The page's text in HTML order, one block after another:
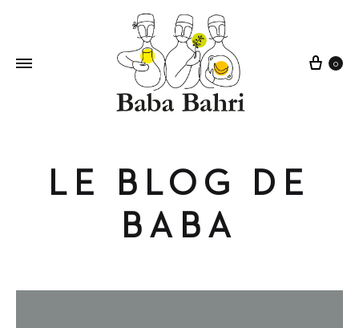
Cart
0
LE BLOG DE
BABA